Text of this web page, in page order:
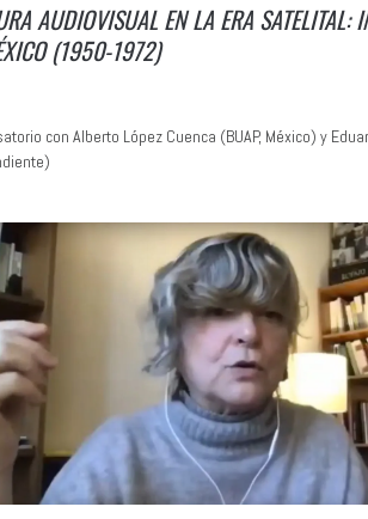
AUDIOVISUAL EN LA ERA SATELITAL:
(1950-1972)
con Alberto López Cuenca (BUAP, México) y